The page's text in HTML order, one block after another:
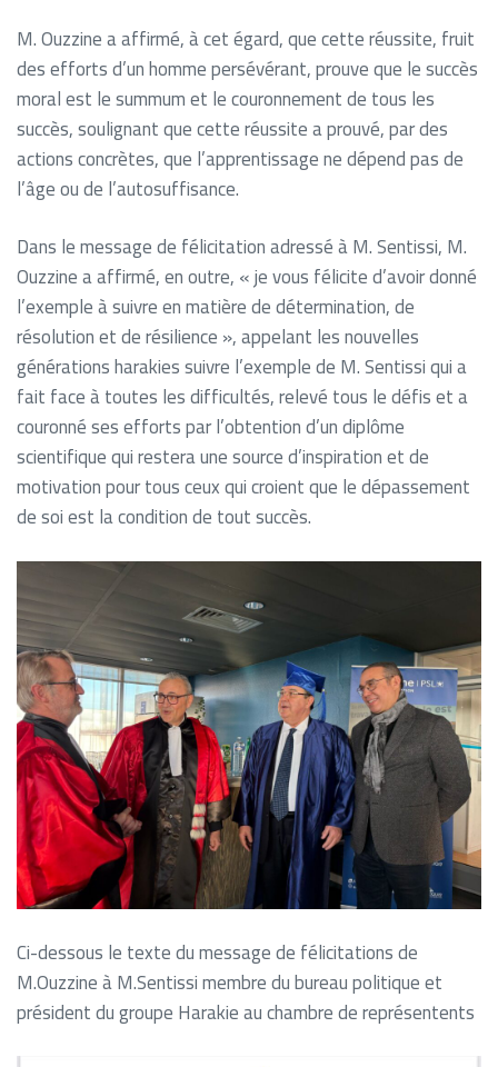
M. Ouzzine a affirmé, à cet égard, que cette réussite, fruit
des efforts d’un homme persévérant, prouve que le succès
moral est le summum et le couronnement de tous les
succès, soulignant que cette réussite a prouvé, par des
actions concrètes, que l’apprentissage ne dépend pas de
l’âge ou de l’autosuffisance.
Dans le message de félicitation adressé à M. Sentissi, M.
Ouzzine a affirmé, en outre, « je vous félicite d’avoir donné
l’exemple à suivre en matière de détermination, de
résolution et de résilience », appelant les nouvelles
générations harakies suivre l’exemple de M. Sentissi qui a
fait face à toutes les difficultés, relevé tous le défis et a
couronné ses efforts par l’obtention d’un diplôme
scientifique qui restera une source d’inspiration et de
motivation pour tous ceux qui croient que le dépassement
de soi est la condition de tout succès.
Ci-dessous le texte du message de félicitations de
M.Ouzzine à M.Sentissi membre du bureau politique et
président du groupe Harakie au chambre de représentents